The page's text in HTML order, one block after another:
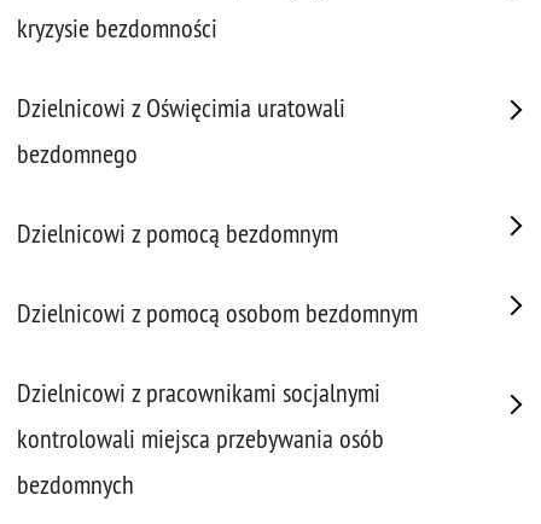
kryzysie bezdomności
Dzielnicowi z Oświęcimia uratowali
bezdomnego
Dzielnicowi z pomocą bezdomnym
Dzielnicowi z pomocą osobom bezdomnym
Dzielnicowi z pracownikami socjalnymi
kontrolowali miejsca przebywania osób
bezdomnych